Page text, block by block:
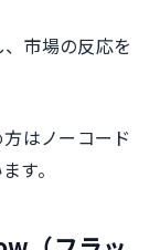
市場の反応を
はノーコード
す。